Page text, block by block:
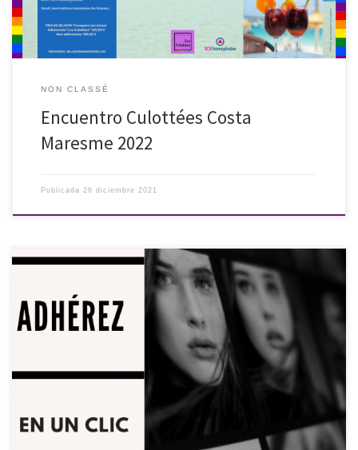
NON CLASSÉ
Encuentro Culottées Costa
Maresme 2022
Publicada 26 diciembre 2021
https://www.helloasso.com/associations/les-culottees-
asso/adhesions/adhesion-annuelle-association-les-culottees?
fbclid=IwAR2KLveq4BekS4PMSFCltd5zqV9zRoUN9yMvsSwk9PexmCwD3
Dk6k0tFeLE